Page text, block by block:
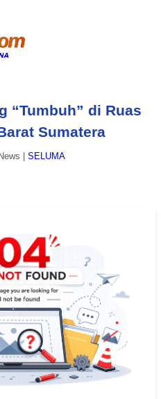
“Tumbuh” di Ruas
Sumatera
News SELUMA